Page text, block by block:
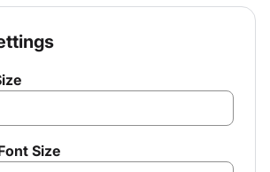
- Image
Generator
Size